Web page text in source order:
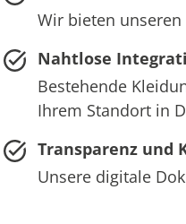
Wir bieten
Nahtlose
Bestehende
Ihrem Standort in
Transparenz und
Unsere digitale